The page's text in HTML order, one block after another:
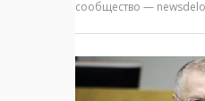
сообщество —